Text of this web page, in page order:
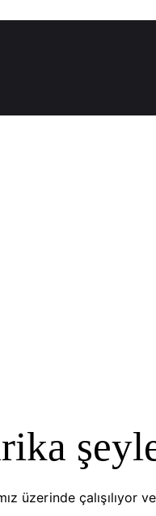
üzerinde çalışılıyor